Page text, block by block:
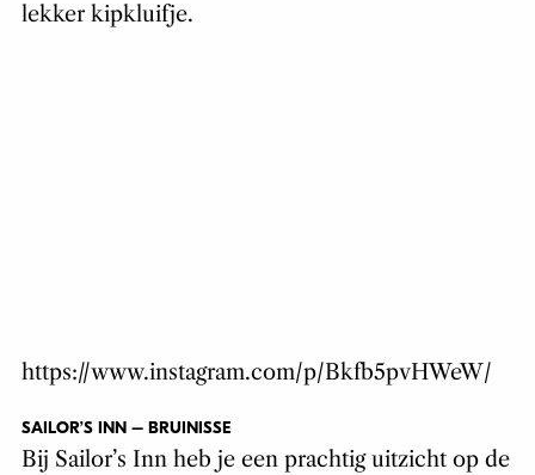
lekker kipkluifje.
https://www.instagram.com/p/Bkfb5pvHWeW/
SAILOR’S INN – BRUINISSE
Bij Sailor’s Inn heb je een prachtig uitzicht op de